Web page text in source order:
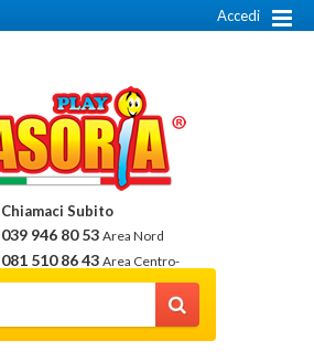
Accedi
Chiamaci Subito
039 946 80 53 Area Nord
081 510 86 43 Area Centro-
Sud